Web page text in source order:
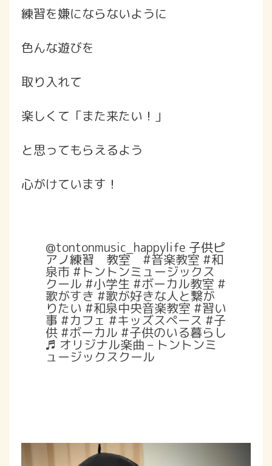
練習を嫌にならないように
色んな遊びを
取り入れて
楽しくて「また来たい！」
と思ってもらえるよう
心がけています！
@tontonmusic_happylife 子供ピ
アノ練習 教室 #音楽教室 #和
泉市 #トントンミュージックス
クール #小学生 #ボーカル教室 #
歌がすき #歌が好きな人と繋が
りたい #和泉中央音楽教室 #習い
事 #カフェ #キッズスペース #子
供 #ボーカル #子供のいる暮らし
♬ オリジナル楽曲 – トントンミ
ュージックスクール